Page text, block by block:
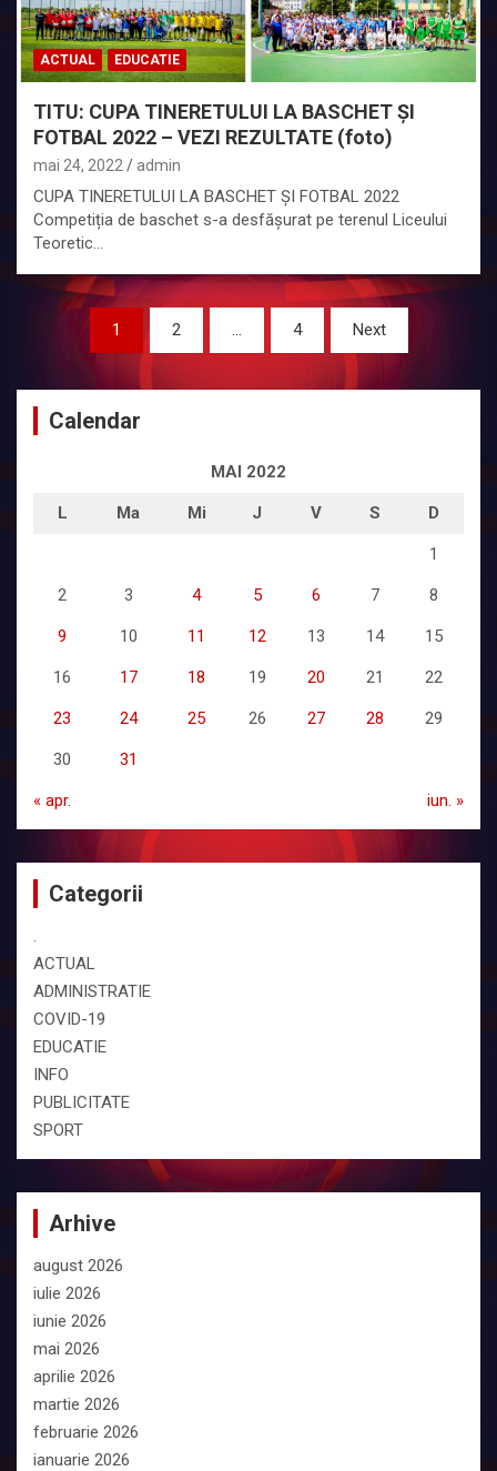
ACTUAL EDUCATIE
TITU: CUPA TINERETULUI LA BASCHET ȘI
FOTBAL 2022 – VEZI REZULTATE (foto)
mai 24, 2022 admin
CUPA TINERETULUI LA BASCHET ȘI FOTBAL 2022
Competiția de baschet s-a desfășurat pe terenul Liceului
Teoretic…
Paginație
articole
1 2 … 4 Next
Calendar
MAI 2022
L Ma Mi J V S D
1
2 3 4 5 6 7 8
9 10 11 12 13 14 15
16 17 18 19 20 21 22
23 24 25 26 27 28 29
30 31
« apr. iun. »
Categorii
.
ACTUAL
ADMINISTRATIE
COVID-19
EDUCATIE
INFO
PUBLICITATE
SPORT
Arhive
august 2026
iulie 2026
iunie 2026
mai 2026
aprilie 2026
martie 2026
februarie 2026
ianuarie 2026